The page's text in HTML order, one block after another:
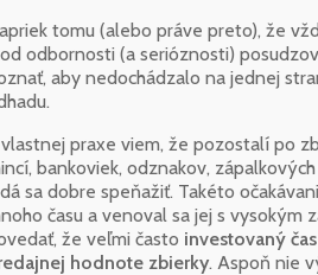
tomu (alebo práve preto), že
odbornosti (a serióznosti)
aby nedochádzalo na jednej
praxe viem, že pozostalí po
bankoviek, odznakov,
sa dobre speňažiť. Takéto
času a venoval sa jej s vysokým
že veľmi často investovaný
hodnote zbierky. Aspoň nie